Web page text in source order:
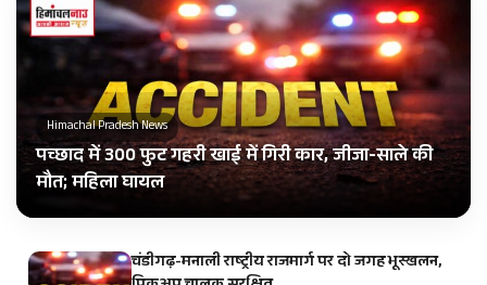
Himachal Pradesh News
पच्छाद में 300 फुट गहरी खाई में गिरी कार, जीजा-साले की
मौत; महिला घायल
चंडीगढ़-मनाली राष्ट्रीय राजमार्ग पर दो जगह भूस्खलन,